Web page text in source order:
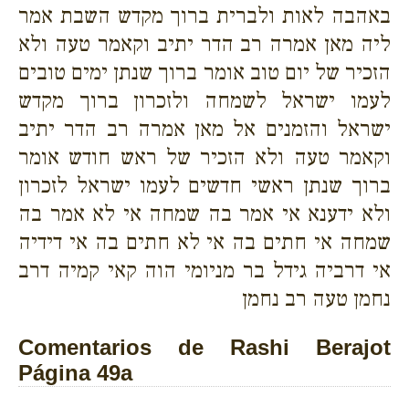
באהבה לאות ולברית ברוך מקדש השבת אמר
ליה מאן אמרה רב הדר יתיב וקאמר טעה ולא
הזכיר של יום טוב אומר ברוך שנתן ימים טובים
לעמו ישראל לשמחה ולזכרון ברוך מקדש
ישראל והזמנים אל מאן אמרה רב הדר יתיב
וקאמר טעה ולא הזכיר של ראש חודש אומר
ברוך שנתן ראשי חדשים לעמו ישראל לזכרון
ולא ידענא אי אמר בה שמחה אי לא אמר בה
שמחה אי חתים בה אי לא חתים בה אי דידיה
אי דרביה גידל בר מניומי הוה קאי קמיה דרב
נחמן טעה רב נחמן
Comentarios de Rashi Berajot
Página 49a